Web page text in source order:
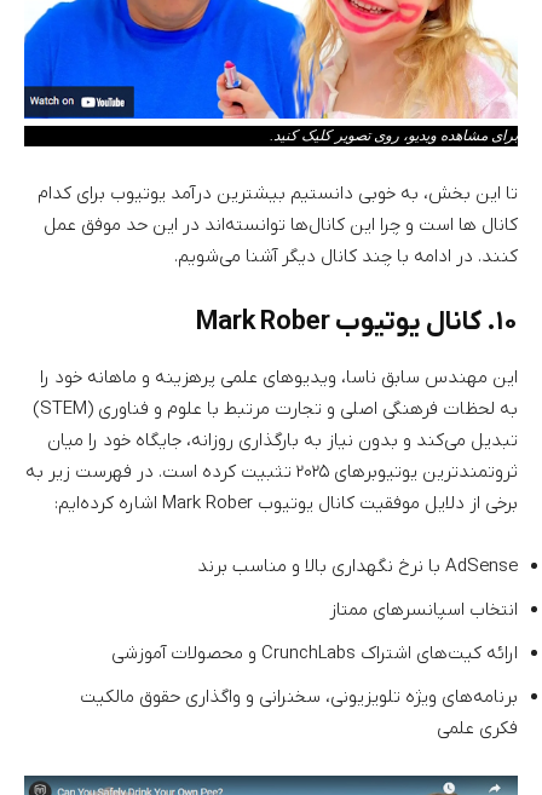
برای مشاهده ویدیو، روی تصویر کلیک کنید.
تا این بخش، به خوبی دانستیم بیشترین درآمد یوتیوب برای کدام
کانال ها است و چرا این کانال‌ها توانسته‌اند در این حد موفق عمل
کنند. در ادامه با چند کانال دیگر آشنا می‌شویم.
۱۰. کانال یوتیوب Mark Rober
این مهندس سابق ناسا، ویدیوهای علمی پرهزینه و ماهانه خود را
به لحظات فرهنگی اصلی و تجارت مرتبط با علوم و فناوری (STEM)
تبدیل می‌کند و بدون نیاز به بارگذاری روزانه، جایگاه خود را میان
ثروتمندترین یوتیوبرهای ۲۰۲۵ تثبیت کرده است. در فهرست زیر به
برخی از دلایل موفقیت کانال یوتیوب Mark Rober اشاره کرده‌ایم:
AdSense با نرخ نگهداری بالا و مناسب برند
انتخاب اسپانسرهای ممتاز
ارائه کیت‌های اشتراک CrunchLabs و محصولات آموزشی
برنامه‌های ویژه تلویزیونی، سخنرانی و واگذاری حقوق مالکیت
فکری علمی